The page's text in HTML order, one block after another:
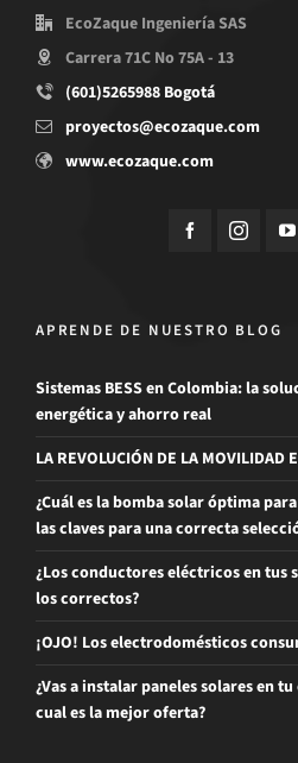
EcoZaque Ingeniería SAS
Carrera 71C No 75A - 13
(601)5265988 Bogotá
proyectos@ecozaque.com
www.ecozaque.com
APRENDE DE NUESTRO BLOG
Sistemas BESS en Colombia: la
energética y ahorro real
LA REVOLUCIÓN DE LA MOVILIDAD
¿Cuál es la bomba solar óptima
las claves para una correcta
¿Los conductores eléctricos en tus
los correctos?
¡OJO! Los electrodomésticos
¿Vas a instalar paneles solares en
cual es la mejor oferta?